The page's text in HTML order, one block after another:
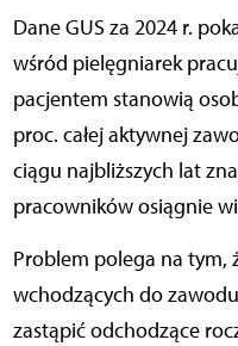
Dane GUS za 2024 r.
wśród pielęgniarek
pacjentem stanowią
proc. całej aktywnej
ciągu najbliższych lat
pracowników osiągnie
Problem polega na tym,
wchodzących do
zastąpić odchodzące